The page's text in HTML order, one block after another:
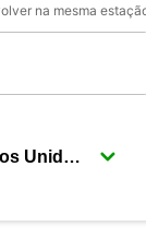
na mesma